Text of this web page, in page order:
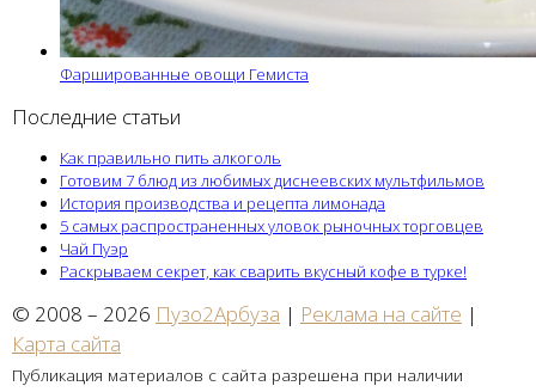
Фаршированные овощи Гемиста
Последние статьи
Как правильно пить алкоголь
Готовим 7 блюд из любимых диснеевских мультфильмов
История производства и рецепта лимонада
5 самых распространенных уловок рыночных торговцев
Чай Пуэр
Раскрываем секрет, как сварить вкусный кофе в турке!
© 2008 – 2026 Пузо2Арбуза | Реклама на сайте |
Карта сайта
Публикация материалов с сайта разрешена при наличии